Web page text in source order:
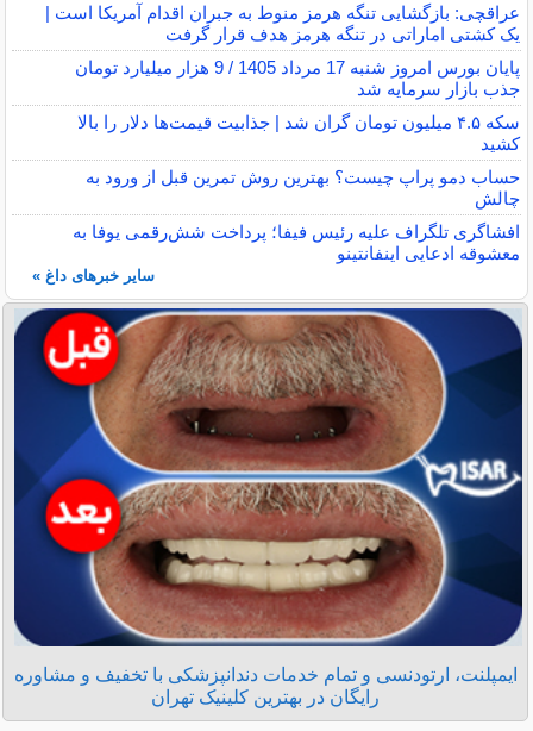
عراقچی: بازگشایی تنگه هرمز منوط به جبران اقدام آمریکا است |
یک کشتی اماراتی در تنگه هرمز هدف قرار گرفت
پایان بورس امروز شنبه 17 مرداد 1405 / 9 هزار میلیارد تومان
جذب بازار سرمایه شد
سکه ۴.۵ میلیون تومان گران شد | جذابیت قیمت‌ها دلار را بالا
کشید
حساب دمو پراپ چیست؟ بهترین روش تمرین قبل از ورود به
چالش
افشاگری تلگراف علیه رئیس فیفا؛ پرداخت شش‌رقمی یوفا به
معشوقه ادعایی اینفانتینو
سایر خبرهای داغ »
ایمپلنت، ارتودنسی و تمام خدمات دندانپزشکی با تخفیف و مشاوره
رایگان در بهترین کلینیک تهران